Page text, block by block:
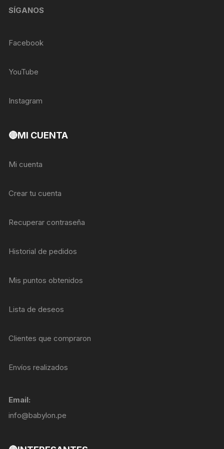
SÍGANOS
Facebook
YouTube
Instagram
🔴MI CUENTA
Mi cuenta
Crear tu cuenta
Recuperar contraseña
Historial de pedidos
Mis puntos obtenidos
Lista de deseos
Clientes que compraron
Envíos realizados
Email:
info@babylon.pe